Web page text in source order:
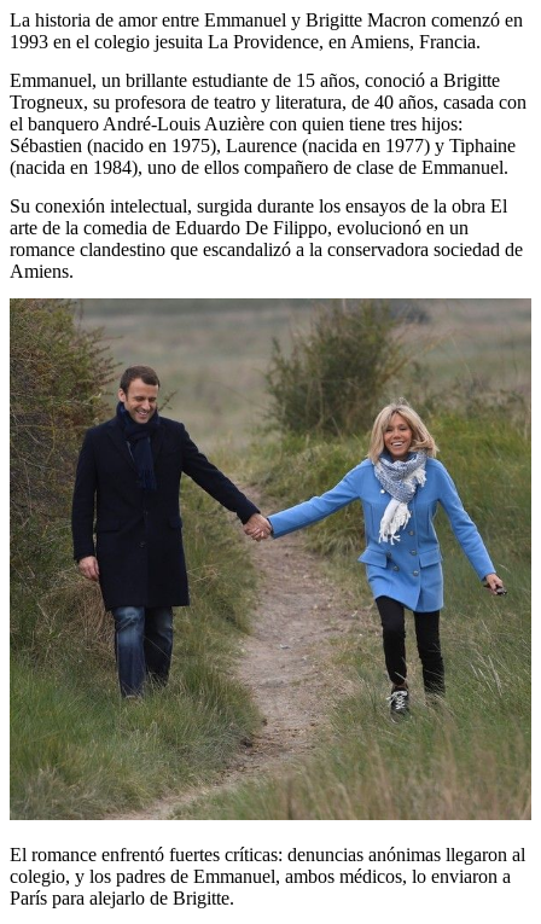
La historia de amor entre Emmanuel y Brigitte Macron comenzó en
1993 en el colegio jesuita La Providence, en Amiens, Francia.
Emmanuel, un brillante estudiante de 15 años, conoció a Brigitte
Trogneux, su profesora de teatro y literatura, de 40 años, casada con
el banquero André-Louis Auzière con quien tiene tres hijos:
Sébastien (nacido en 1975), Laurence (nacida en 1977) y Tiphaine
(nacida en 1984), uno de ellos compañero de clase de Emmanuel.
Su conexión intelectual, surgida durante los ensayos de la obra El
arte de la comedia de Eduardo De Filippo, evolucionó en un
romance clandestino que escandalizó a la conservadora sociedad de
Amiens.
El romance enfrentó fuertes críticas: denuncias anónimas llegaron al
colegio, y los padres de Emmanuel, ambos médicos, lo enviaron a
París para alejarlo de Brigitte.